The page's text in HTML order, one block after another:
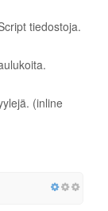
tiedostoja.
(inline